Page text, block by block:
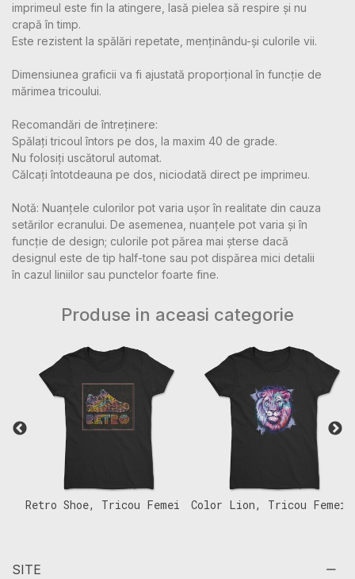
imprimeul este fin la atingere, lasă pielea să respire și nu
crapă în timp.
Este rezistent la spălări repetate, menținându-și culorile vii.
Dimensiunea graficii va fi ajustată proporțional în funcție de
mărimea tricoului.
Recomandări de întreținere:
Spălați tricoul întors pe dos, la maxim 40 de grade.
Nu folosiți uscătorul automat.
Călcați întotdeauna pe dos, niciodată direct pe imprimeu.
Notă: Nuanțele culorilor pot varia ușor în realitate din cauza
setărilor ecranului. De asemenea, nuanțele pot varia și în
funcție de design; culorile pot părea mai șterse dacă
designul este de tip half-tone sau pot dispărea mici detalii
în cazul liniilor sau punctelor foarte fine.
Produse in aceasi categorie
Retro Shoe, Tricou Femei Color Lion, Tricou Femei
SITE